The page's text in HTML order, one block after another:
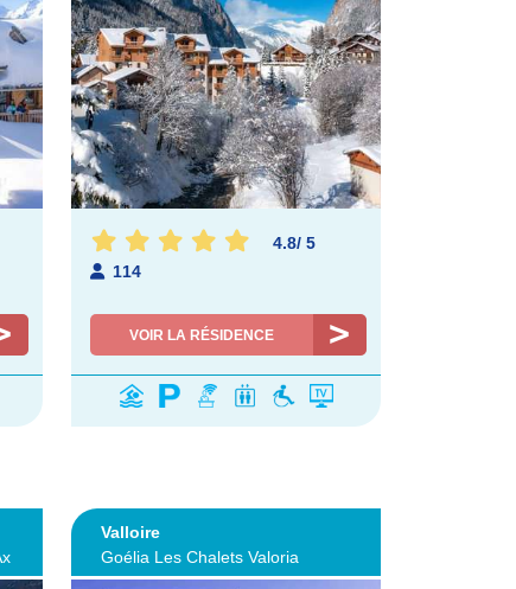
4.8/ 5
114
VOIR LA RÉSIDENCE
Valloire
Goélia Les Chalets Valoria